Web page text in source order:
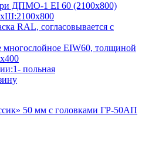
ДПМО-1 EI 60 (2100х800)
2100х800
RAL, согласовывается с
многослойное EIW60, толщиной
1- польная
50 мм с головками ГР-50АП